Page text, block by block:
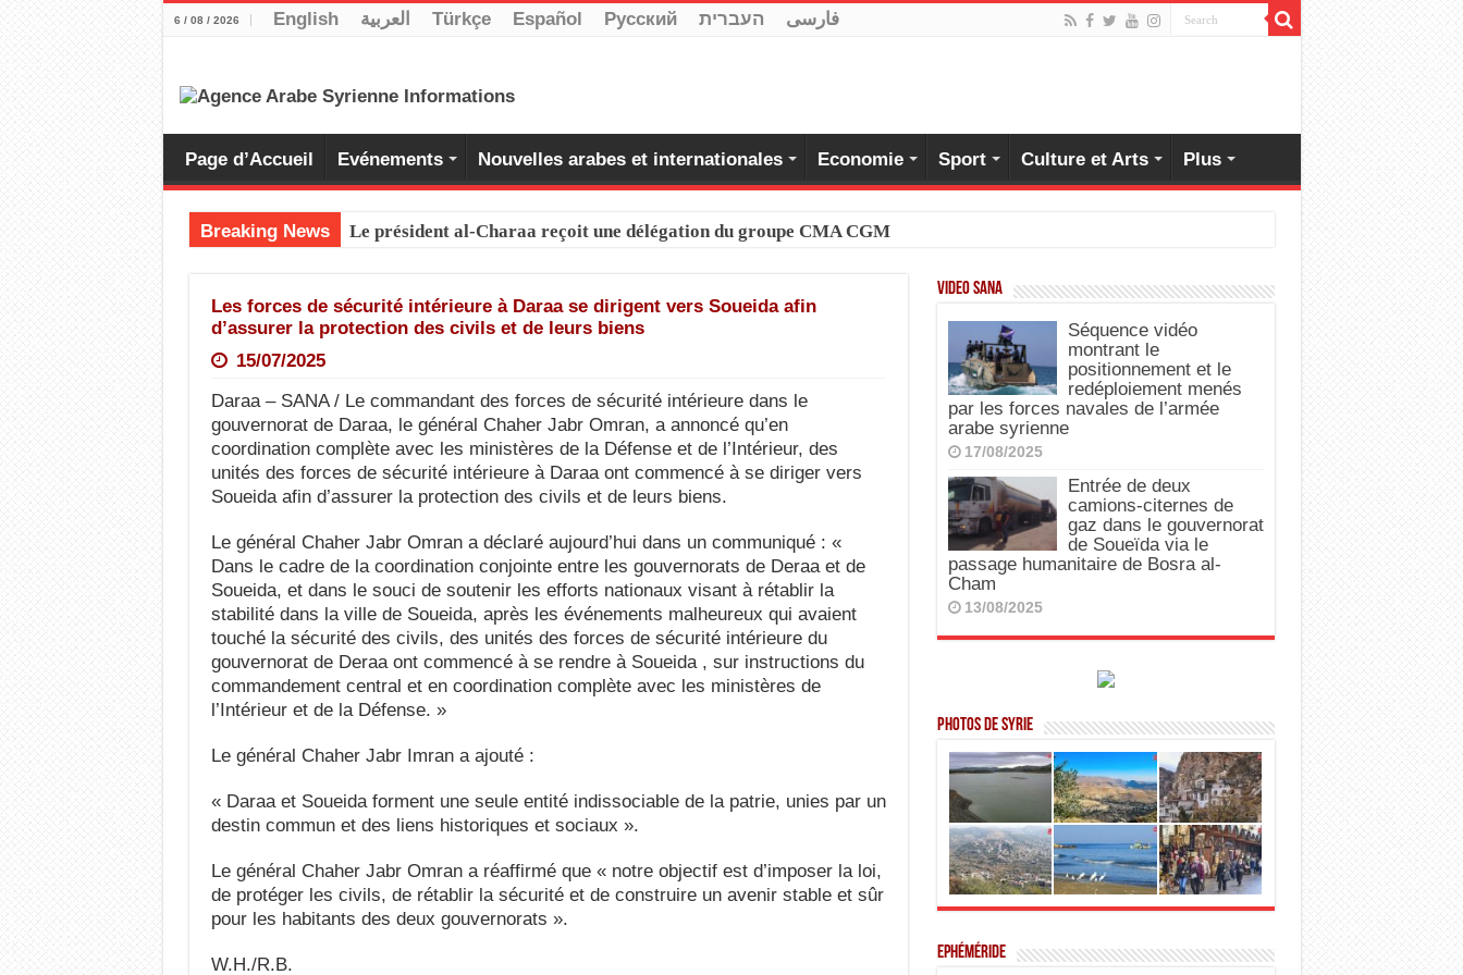
6 / 08 / 2026 English العربية Türkçe Español Pусский העברית فارسی
Page d’Accueil Evénements Nouvelles arabes et internationales Economie Sport Culture et Arts Plus
Breaking News Le président al-Charaa reçoit une délégation du groupe CMA CGM
Les forces de sécurité intérieure à Daraa se dirigent vers Soueida afin
d’assurer la protection des civils et de leurs biens
15/07/2025
Daraa – SANA / Le commandant des forces de sécurité intérieure dans le
gouvernorat de Daraa, le général Chaher Jabr Omran, a annoncé qu’en
coordination complète avec les ministères de la Défense et de l’Intérieur, des
unités des forces de sécurité intérieure à Daraa ont commencé à se diriger vers
Soueida afin d’assurer la protection des civils et de leurs biens.
Le général Chaher Jabr Omran a déclaré aujourd’hui dans un communiqué : «
Dans le cadre de la coordination conjointe entre les gouvernorats de Deraa et de
Soueida, et dans le souci de soutenir les efforts nationaux visant à rétablir la
stabilité dans la ville de Soueida, après les événements malheureux qui avaient
touché la sécurité des civils, des unités des forces de sécurité intérieure du
gouvernorat de Deraa ont commencé à se rendre à Soueida , sur instructions du
commandement central et en coordination complète avec les ministères de
l’Intérieur et de la Défense. »
Le général Chaher Jabr Imran a ajouté :
« Daraa et Soueida forment une seule entité indissociable de la patrie, unies par un
destin commun et des liens historiques et sociaux ».
Le général Chaher Jabr Omran a réaffirmé que « notre objectif est d’imposer la loi,
de protéger les civils, de rétablir la sécurité et de construire un avenir stable et sûr
pour les habitants des deux gouvernorats ».
W.H./R.B.
Video SANA
Séquence vidéo
montrant le
positionnement et le
redéploiement menés
par les forces navales de l’armée
arabe syrienne
17/08/2025
Entrée de deux
camions-citernes de
gaz dans le gouvernorat
de Soueïda via le
passage humanitaire de Bosra al-
Cham
13/08/2025
Photos de Syrie
Ephéméride